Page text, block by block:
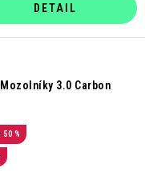
DETAIL
Mozolníky 3.0 Carbon
50 %